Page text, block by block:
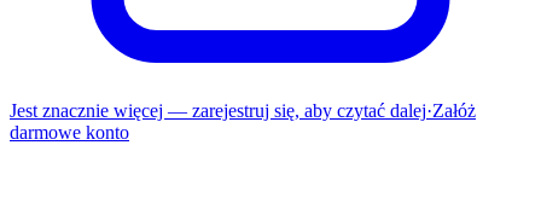
Jest znacznie więcej — zarejestruj się, aby czytać dalej·Załóż
darmowe konto